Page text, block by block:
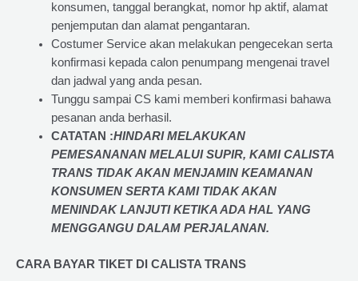
konsumen, tanggal berangkat, nomor hp aktif, alamat
penjemputan dan alamat pengantaran.
Costumer Service akan melakukan pengecekan serta
konfirmasi kepada calon penumpang mengenai travel
dan jadwal yang anda pesan.
Tunggu sampai CS kami memberi konfirmasi bahawa
pesanan anda berhasil.
CATATAN :HINDARI MELAKUKAN
PEMESANANAN MELALUI SUPIR, KAMICALISTA
TRANSTIDAK AKAN MENJAMINKEAMANAN
KONSUMEN SERTA KAMI TIDAK AKAN
MENINDAK LANJUTI KETIKA ADA HAL YANG
MENGGANGU DALAM PERJALANAN.
CARA BAYAR TIKET DI CALISTA TRANS